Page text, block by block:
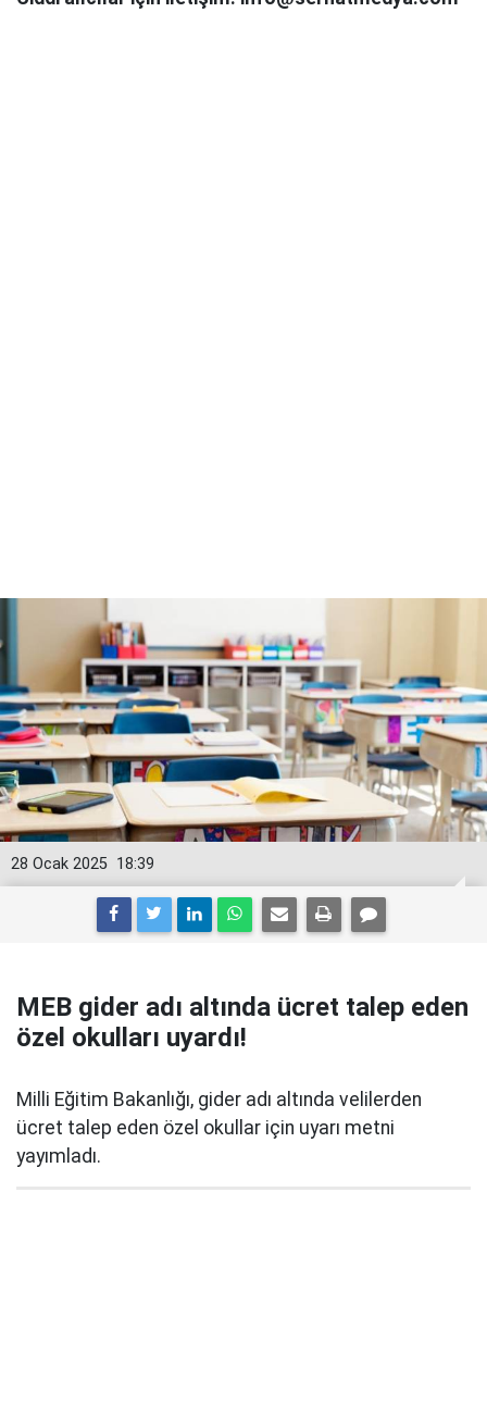
18:39
28 Ocak 2025
MEB gider adı altında ücret talep eden
özel okulları uyardı!
Milli Eğitim Bakanlığı, gider adı altında velilerden
ücret talep eden özel okullar için uyarı metni
yayımladı.